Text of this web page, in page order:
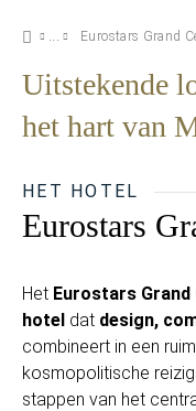
Eurostars Grand
Uitstekende
het hart van
HET HOTEL
Eurostars
Het Eurostars Grand
hotel dat design,
combineert in een
kosmopolitische
stappen van het